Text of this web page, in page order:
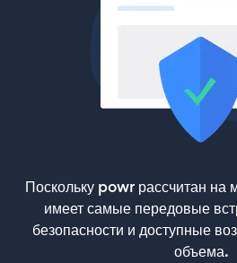
Поскольку powr рассчитан на
имеет самые передовые
безопасности и доступные
объема.